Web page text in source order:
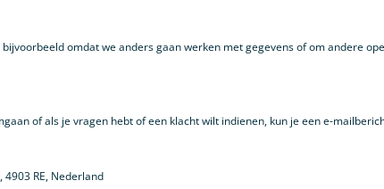
omdat we anders gaan werken met gegevens of om andere
of als je vragen hebt of een klacht wilt indienen, kun je een e-
RE, Nederland